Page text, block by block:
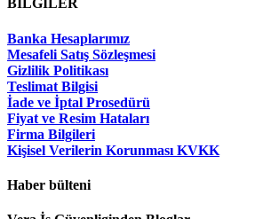
BİLGİLER
Banka Hesaplarımız
Mesafeli Satış Sözleşmesi
Gizlilik Politikası
Teslimat Bilgisi
İade ve İptal Prosedürü
Fiyat ve Resim Hataları
Firma Bilgileri
Kişisel Verilerin Korunması KVKK
Haber bülteni